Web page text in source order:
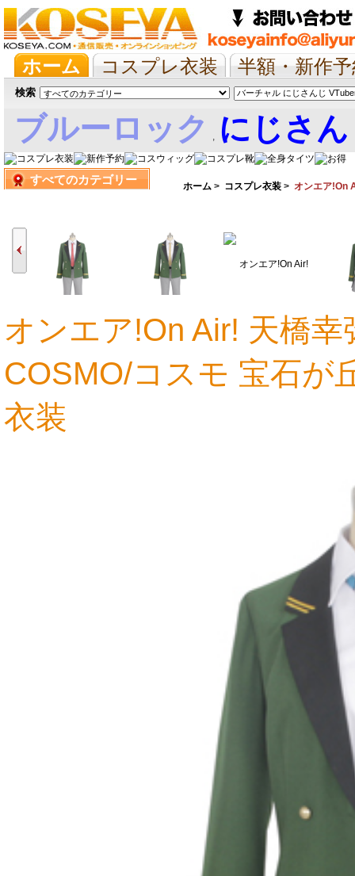
ホーム コスプレ衣装
半額・新作
抱き枕/布団/シーツ
ツイステ ウマ
検索
ブルーロック , にじさ
娘すべてのカテゴリー ホーム > コスプレ衣装 > オンエア!On
11,505円 11,505円
オンエア!On Air! 天橋
COSMO/コスモ 宝石が
衣装